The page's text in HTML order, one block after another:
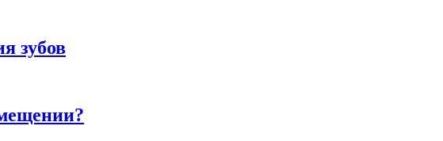
зубов